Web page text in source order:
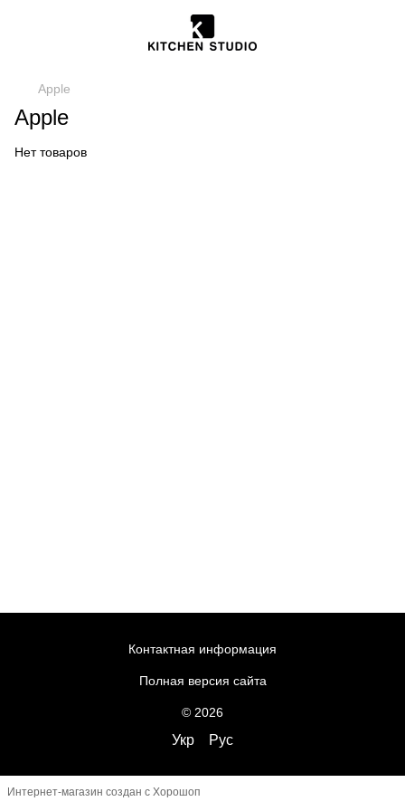
Apple
Apple
Нет товаров
Контактная информация
Полная версия сайта
© 2026
Укр Рус
Интернет-магазин создан с Хорошоп